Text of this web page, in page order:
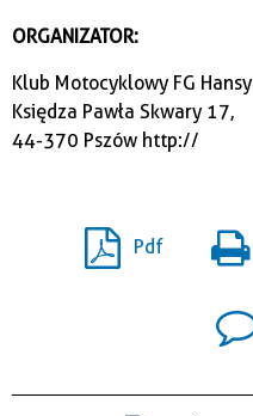
ORGANIZATOR:
Klub Motocyklowy FG Hansy
Księdza Pawła Skwary 17,
44-370 Pszów http://
Pdf